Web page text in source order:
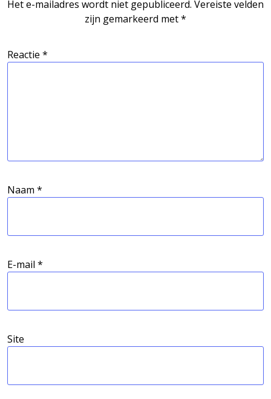
Het e-mailadres wordt niet gepubliceerd. Vereiste velden
zijn gemarkeerd met*
Reactie *
Naam *
E-mail *
Site